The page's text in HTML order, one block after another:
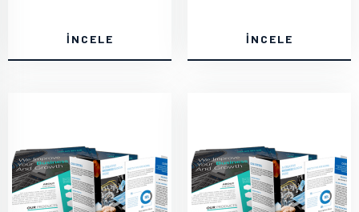
İNCELE İNCELE